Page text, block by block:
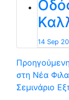
14 Sep
στη Νέα
Σεμινάριο